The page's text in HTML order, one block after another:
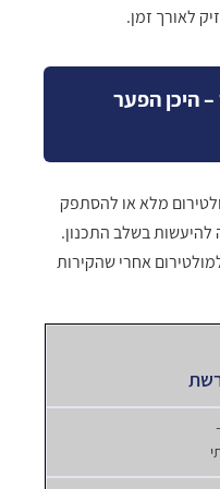
לאורך זמן.
היכן הפער
מלא או להסתפק
בשלב התכנון.
אחרי שהקירות